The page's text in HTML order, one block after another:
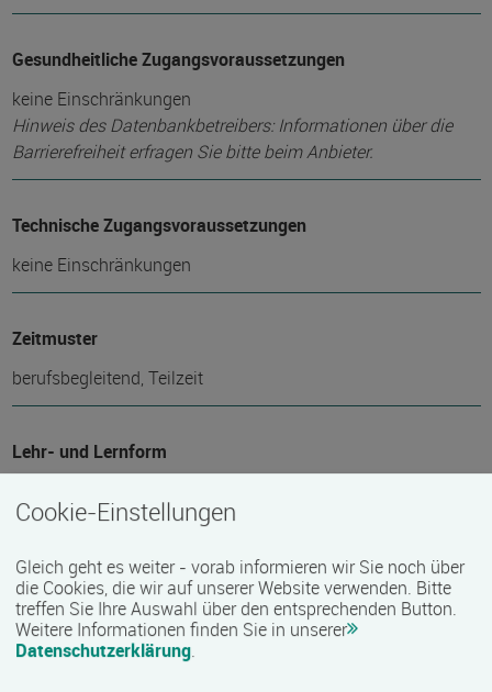
Gesundheitliche Zugangsvoraussetzungen
keine Einschränkungen
Hinweis des Datenbankbetreibers: Informationen über die
Barrierefreiheit erfragen Sie bitte beim Anbieter.
Technische Zugangsvoraussetzungen
keine Einschränkungen
Zeitmuster
berufsbegleitend, Teilzeit
Lehr- und Lernform
Abschlussart
Teilnahmebestätigung / Zertifikat des Anbieters
Cookie-Einstellungen
Gleich geht es weiter - vorab informieren wir Sie noch über
die Cookies, die wir auf unserer Website verwenden. Bitte
treffen Sie Ihre Auswahl über den entsprechenden Button.
Weitere Informationen finden Sie in unserer
Datenschutzerklärung.